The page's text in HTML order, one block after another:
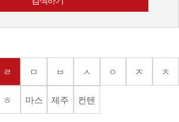
ㄹ ㅁ ㅂ ㅅ ㅇ ㅈ ㅊ
ㅎ 마스 제주 컨텐